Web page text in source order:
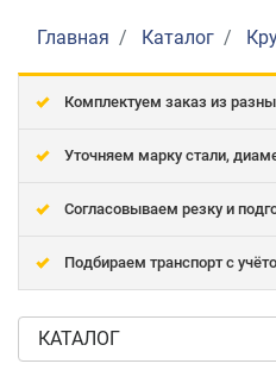
Главная Каталог
Комплектуем заказ из
Уточняем марку стали,
Согласовываем резку и
Подбираем транспорт с
КАТАЛОГ